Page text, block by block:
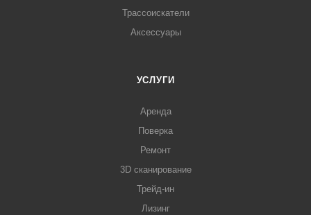
Трассоискатели
Аксессуары
УСЛУГИ
Аренда
Поверка
Ремонт
3D сканирование
Трейд-ин
Лизинг